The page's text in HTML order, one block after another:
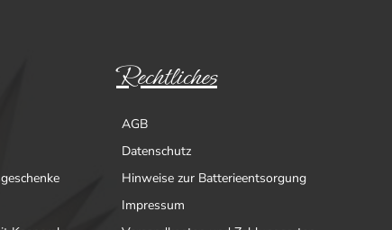
Rechtliches
AGB
Datenschutz
Hinweise zur Batterieentsorgung
Impressum